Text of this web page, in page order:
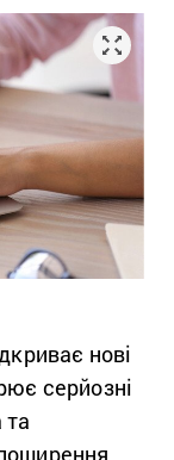
нові
серйозні
та